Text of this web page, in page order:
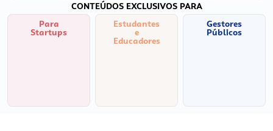
CONTEÚDOS EXCLUSIVOS PARA
Para
Startups
Estudantes
e
Educadores
Gestores
Públicos